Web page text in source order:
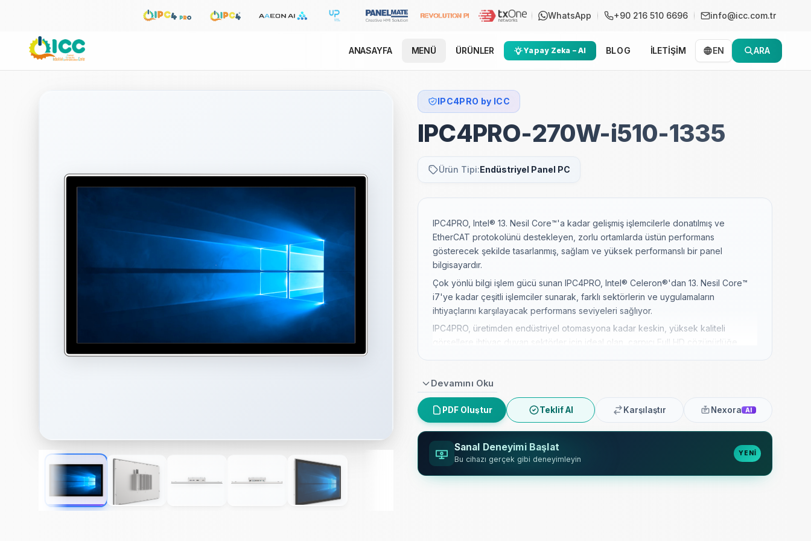
WhatsApp +90 216 510 6696 info@icc.com.tr
ANASAYFA MENÜ ÜRÜNLER Yapay Zeka – AI BLOG İLETİŞİM EN ARA
IPC4PRO by ICC
IPC4PRO-270W-i510-1335
Ürün Tipi:Endüstriyel Panel PC
IPC4PRO, Intel® 13. Nesil Core™'a kadar gelişmiş işlemcilerle donatılmış ve
EtherCAT protokolünü destekleyen, zorlu ortamlarda üstün performans
gösterecek şekilde tasarlanmış, sağlam ve yüksek performanslı bir panel
bilgisayardır.
Çok yönlü bilgi işlem gücü sunan IPC4PRO, Intel® Celeron®'dan 13. Nesil Core™
i7'ye kadar çeşitli işlemciler sunarak, farklı sektörlerin ve uygulamaların
ihtiyaçlarını karşılayacak performans seviyeleri sağlıyor.
IPC4PRO, üretimden endüstriyel otomasyona kadar keskin, yüksek kaliteli
görsellere ihtiyaç duyan sektörler için ideal olan, çarpıcı Full HD çözünürlüğe
tasarımıyla en zorlu ortamlarda bile güvenilir performans ve toza ve suya karşı
dayanıklılık sağlar.
Panel gömülü, VESA75 ve VESA100 yapılandırmaları dahil olmak üzere esnek
montaj seçenekleriyle kurulum hızlı ve basit hale getirilir ve her türlü kuruluma
sorunsuz entegrasyon sağlanır.
Yüksek kaliteli bileşenler ve sağlam bir gövde ile üretilen IPC4PRO, uzun yıllar
güvenilir ve kesintisiz hizmet sunmak üzere tasarlanmıştır ve bu da onu uzun
Devamını Oku
PDF Oluştur Teklif Al Karşılaştır Nexora AI
Sanal Deneyimi Başlat
Bu cihazı gerçek gibi deneyimleyin
YENİ